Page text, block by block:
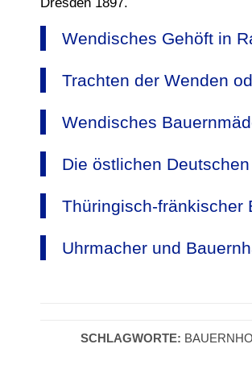
Wendisches Gehöft in
Trachten der Wenden
Wendisches
Die östlichen
Thüringisch-fränkischer
Uhrmacher und
SCHLAGWORTE: